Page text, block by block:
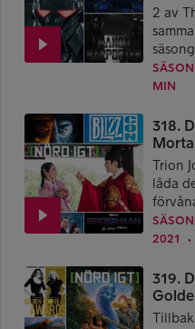
2 av
MIN
318.
Trion
låda
2021
●
319.